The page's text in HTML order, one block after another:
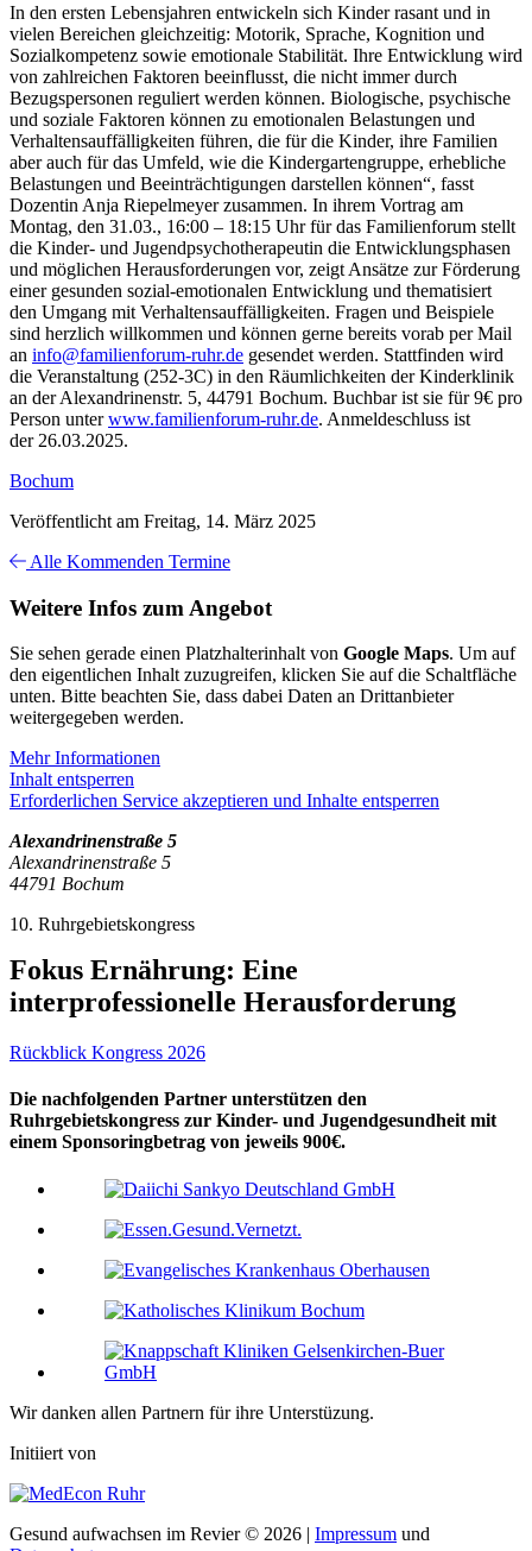
In den ersten Lebensjahren entwickeln sich Kinder rasant und in
vielen Bereichen gleichzeitig: Motorik, Sprache, Kognition und
Sozialkompetenz sowie emotionale Stabilität. Ihre Entwicklung wird
von zahlreichen Faktoren beeinflusst, die nicht immer durch
Bezugspersonen reguliert werden können. Biologische, psychische
und soziale Faktoren können zu emotionalen Belastungen und
Verhaltensauffälligkeiten führen, die für die Kinder, ihre Familien
aber auch für das Umfeld, wie die Kindergartengruppe, erhebliche
Belastungen und Beeinträchtigungen darstellen können“, fasst
Dozentin Anja Riepelmeyer zusammen. In ihrem Vortrag am
Montag, den 31.03., 16:00 – 18:15 Uhr für das Familienforum stellt
die Kinder- und Jugendpsychotherapeutin die Entwicklungsphasen
und möglichen Herausforderungen vor, zeigt Ansätze zur Förderung
einer gesunden sozial-emotionalen Entwicklung und thematisiert
den Umgang mit Verhaltensauffälligkeiten. Fragen und Beispiele
sind herzlich willkommen und können gerne bereits vorab per Mail
an info@familienforum-ruhr.de gesendet werden. Stattfinden wird
die Veranstaltung (252-3C) in den Räumlichkeiten der Kinderklinik
an der Alexandrinenstr. 5, 44791 Bochum. Buchbar ist sie für 9€ pro
Person unterwww.familienforum-ruhr.de. Anmeldeschluss ist
der 26.03.2025.
Bochum
Veröffentlicht am Freitag, 14. März 2025
Alle Kommenden Termine
Weitere Infos zum Angebot
Sie sehen gerade einen Platzhalterinhalt von Google Maps. Um auf
den eigentlichen Inhalt zuzugreifen, klicken Sie auf die Schaltfläche
unten. Bitte beachten Sie, dass dabei Daten an Drittanbieter
weitergegeben werden.
Mehr Informationen
Inhalt entsperren
Erforderlichen Service akzeptieren und Inhalte entsperren
Alexandrinenstraße 5
Alexandrinenstraße 5
44791 Bochum
10. Ruhrgebietskongress
Fokus Ernährung: Eine
interprofessionelle Herausforderung
Rückblick Kongress 2026
Die nachfolgenden Partner unterstützen den
Ruhrgebietskongress zur Kinder- und Jugendgesundheit mit
einem Sponsoringbetrag von jeweils 900€.
Wir danken allen Partnern für ihre Unterstüzung.
Initiiert von
Gesund aufwachsen im Revier © 2026 | Impressum und